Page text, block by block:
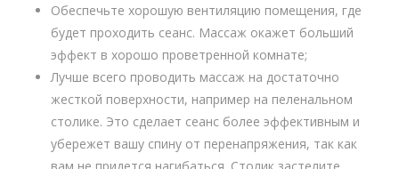
Обеспечьте хорошую вентиляцию помещения, где
будет проходить сеанс. Массаж окажет больший
эффект в хорошо проветренной комнате;
Лучше всего проводить массаж на достаточно
жесткой поверхности, например на пеленальном
столике. Это сделает сеанс более эффективным и
убережет вашу спину от перенапряжения, так как
вам не придется нагибаться. Столик застелите